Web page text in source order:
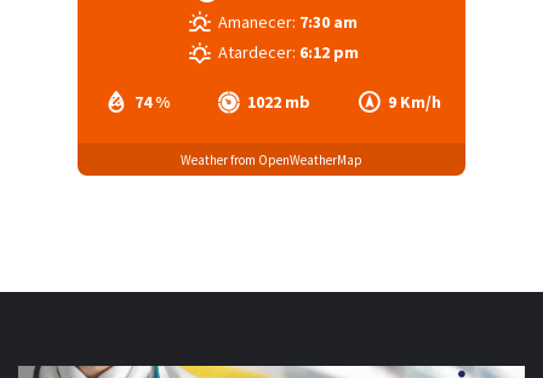
74 % 1022 mb 9 Km/h
Amanecer: 7:30 am
Atardecer: 6:12 pm
Weather from OpenWeatherMap